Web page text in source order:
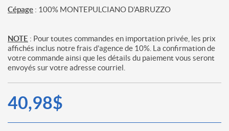
Cépage : 100% MONTEPULCIANO D'ABRUZZO
NOTE : Pour toutes commandes en importation privée, les prix
affichés inclus notre frais d’agence de 10%. La confirmation de
votre commande ainsi que les détails du paiement vous seront
envoyés sur votre adresse courriel.
40,98$